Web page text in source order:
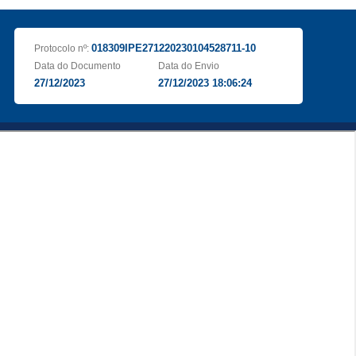
Protocolo nº: 018309IPE271220230104528711-10
Data do Documento
27/12/2023
Data do Envio
27/12/2023 18:06:24